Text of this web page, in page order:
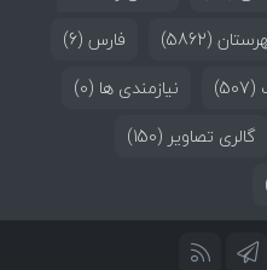
(5862) فارس (6)
(507) نیازمندی ها (0)
گالری تصاویر (150)